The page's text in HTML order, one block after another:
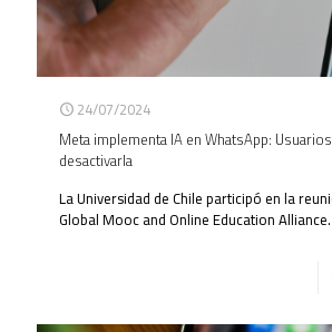
24/07/2024
Meta implementa IA en WhatsApp:
desactivarla
La Universidad de Chile participó en la
Global Mooc and Online Education Alliance.